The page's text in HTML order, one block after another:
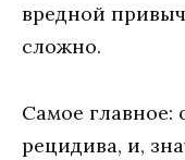
вредной
сложно.
Самое главное:
рецидива, и,